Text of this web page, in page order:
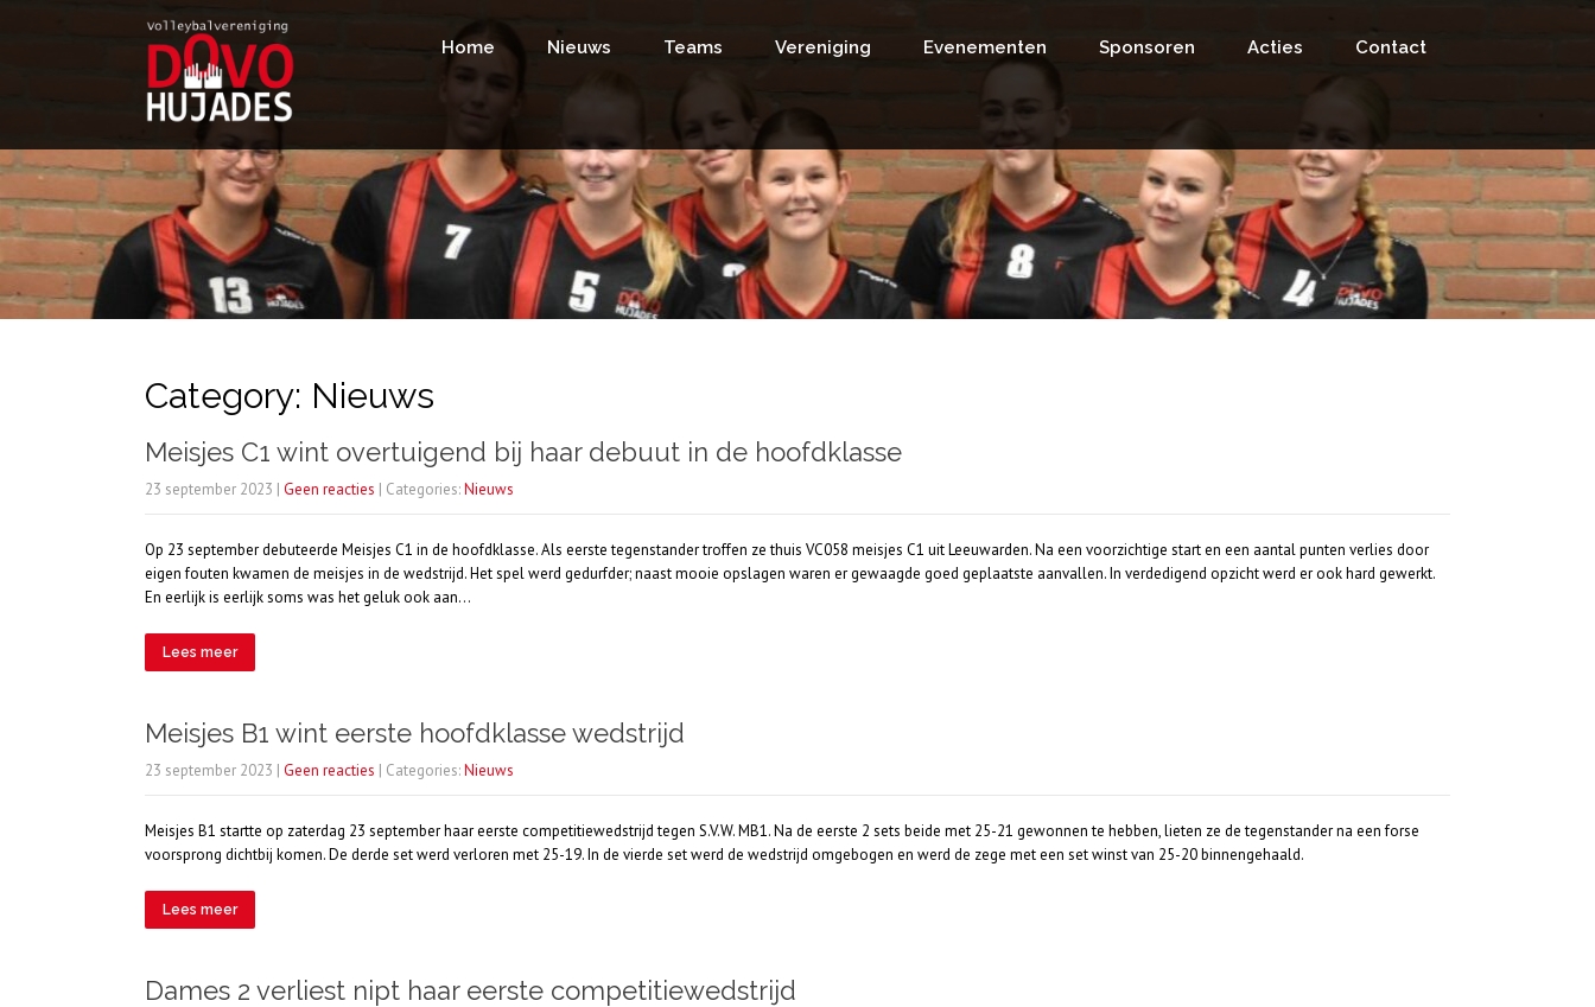
Home Nieuws Teams Vereniging Evenementen Sponsoren Acties Contact
Category: Nieuws
Meisjes C1 wint overtuigend bij haar debuut in de hoofdklasse
23 september 2023 | Geen reacties | Categories:Nieuws
Op 23 september debuteerde Meisjes C1 in de hoofdklasse. Als eerste tegenstander troffen ze thuis VC058 meisjes C1 uit Leeuwarden. Na een voorzichtige start en een aantal punten verlies door
eigen fouten kwamen de meisjes in de wedstrijd. Het spel werd gedurfder; naast mooie opslagen waren er gewaagde goed geplaatste aanvallen. In verdedigend opzicht werd er ook hard gewerkt.
En eerlijk is eerlijk soms was het geluk ook aan…
Lees meer
Meisjes B1 wint eerste hoofdklasse wedstrijd
23 september 2023 | Geen reacties | Categories:Nieuws
Meisjes B1 startte op zaterdag 23 september haar eerste competitiewedstrijd tegen S.V.W. MB1. Na de eerste 2 sets beide met 25-21 gewonnen te hebben, lieten ze de tegenstander na een forse
voorsprong dichtbij komen. De derde set werd verloren met 25-19. In de vierde set werd de wedstrijd omgebogen en werd de zege met een set winst van 25-20 binnengehaald.
Lees meer
Dames 2 verliest nipt haar eerste competitiewedstrijd